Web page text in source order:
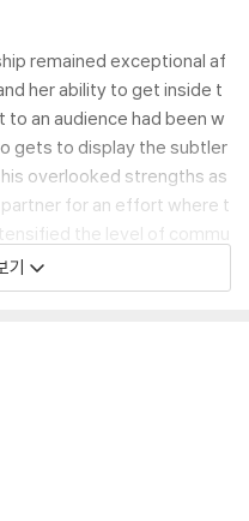
remained exceptional af
her ability to get inside t
to an audience had been w
gets to display the subtler
overlooked strengths as
for an effort where t
the level of commu
is generously represente
Waltz" are trans
analog master tape, a
gram reissue is a must-ha
기